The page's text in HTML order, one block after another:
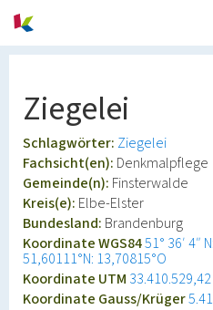
Ziegelei
Schlagwörter: Ziegelei
Fachsicht(en): Denkmalpflege
Gemeinde(n): Finsterwalde
Kreis(e): Elbe-Elster
Bundesland: Brandenburg
Koordinate WGS8451° 36′ 4″
51,60111°N: 13,70815°O
Koordinate UTM
Koordinate Gauss/Krüger